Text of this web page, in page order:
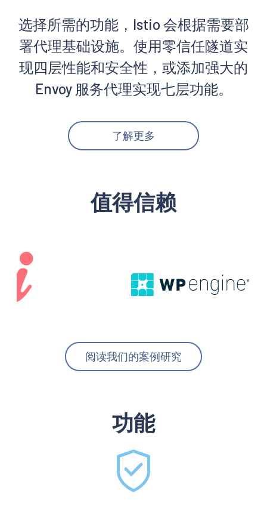
选择所需的功能，Istio 会根据需要部
署代理基础设施。使用零信任隧道实
现四层性能和安全性，或添加强大的
Envoy 服务代理实现七层功能。
了解更多
值得信赖
阅读我们的案例研究
功能